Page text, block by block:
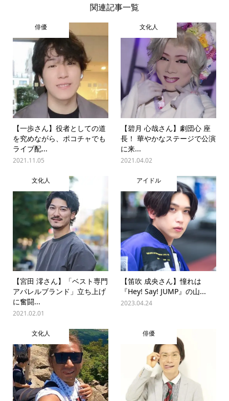
関連記事一覧
俳優
【一歩さん】役者としての道
を究めながら、ポコチャでも
ライブ配...
2021.11.05
文化人
【碧月 心哉さん】劇団心 座
長！ 華やかなステージで公演
に来...
2021.04.02
文化人
【宮田 澪さん】「ベスト専門
アパレルブランド」立ち上げ
に奮闘...
2021.02.01
アイドル
【笛吹 成央さん】憧れは
『Hey! Say! JUMP』の山...
2023.04.24
文化人 俳優